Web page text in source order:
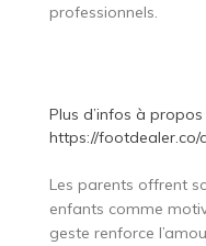
professionnels.
Plus d’infos à propos
https://
Les parents offrent
enfants comme
geste renforce